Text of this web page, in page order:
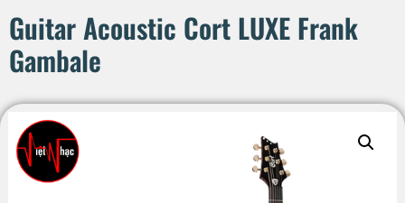
Guitar Acoustic Cort LUXE Frank
Gambale